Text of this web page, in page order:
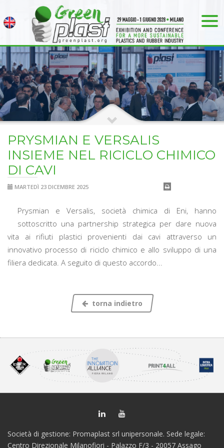
PRYSMIAN E VERSALIS
INSIEME NEL RICICLO CHIMICO
DI CAVI
MARTEDÌ 23 DICEMBRE 2025
Prysmian e Versalis, società chimica di Eni, hanno
sottoscritto una partnership strategica per dare nuova
vita ai rifiuti plastici provenienti dai cavi attraverso un
innovativo processo di riciclo chimico e allo sviluppo di una
filiera dedicata. A seguito di questo accordo...
torna indietro
Società di gestione: Promaplast srl unipersonale. Sede legale:
Centro Direzionale Milanofiori - Palazzo F/3 - 20057 Assago